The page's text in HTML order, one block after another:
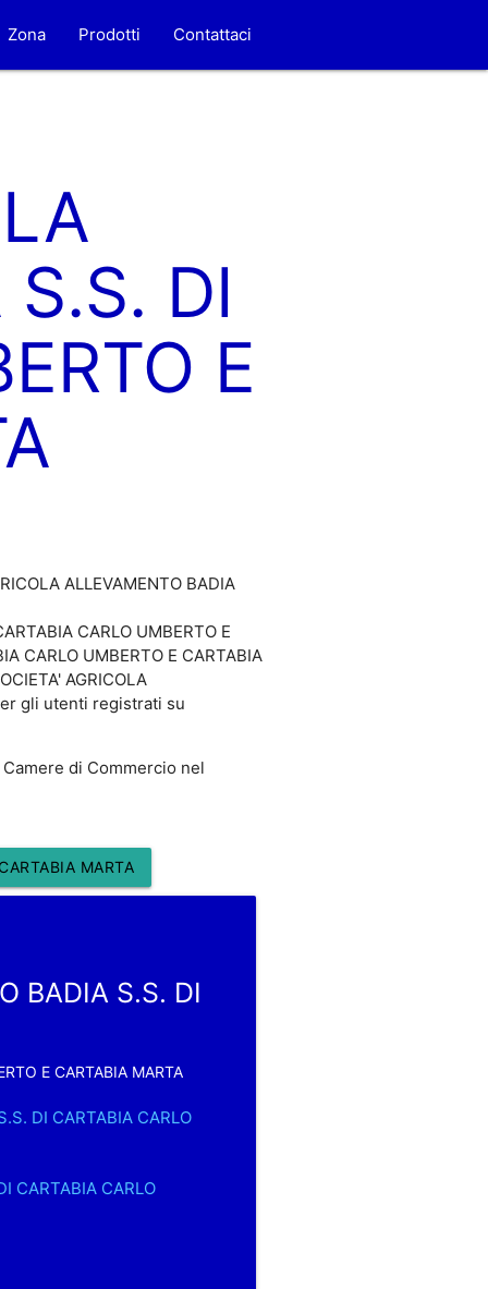
Zona Prodotti Contattaci
DI
E
ALLEVAMENTO BADIA
CARLO UMBERTO E
CARLO UMBERTO E CARTABIA
AGRICOLA
gli utenti registrati su
di Commercio nel
MARTA
BADIA S.S. DI
E CARTABIA MARTA
DI CARTABIA CARLO
CARTABIA CARLO